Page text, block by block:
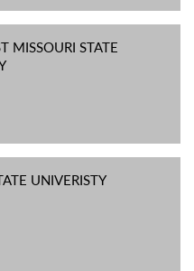
MISSOURI STATE
UNIVERISTY